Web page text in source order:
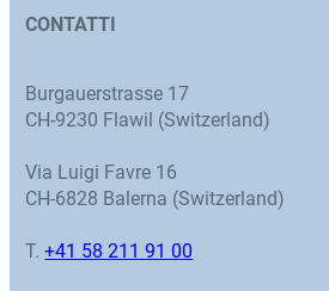
CONTATTI
Burgauerstrasse 17
CH-9230 Flawil (Switzerland)
Via Luigi Favre 16
CH-6828 Balerna (Switzerland)
T.+41 58 211 91 00